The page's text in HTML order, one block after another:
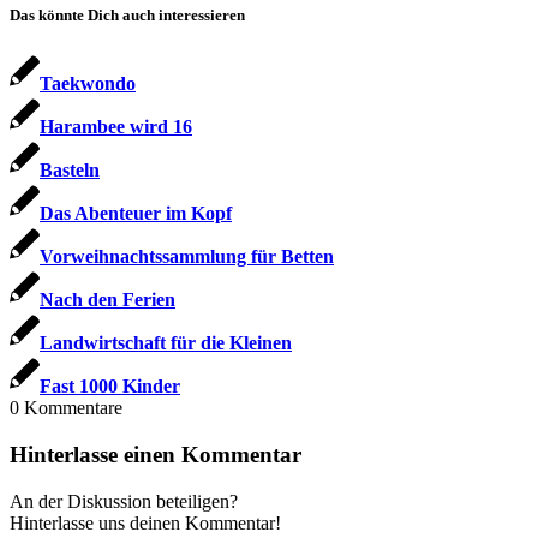
Das könnte Dich auch interessieren
Taekwondo
Harambee wird 16
Basteln
Das Abenteuer im Kopf
Vorweihnachtssammlung für Betten
Nach den Ferien
Landwirtschaft für die Kleinen
Fast 1000 Kinder
0 Kommentare
Hinterlasse einen Kommentar
An der Diskussion beteiligen?
Hinterlasse uns deinen Kommentar!